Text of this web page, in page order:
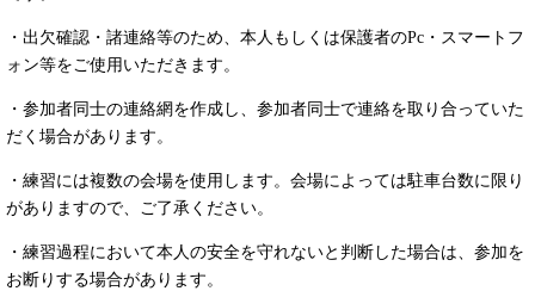
・出欠確認・諸連絡等のため、本人もしくは保護者のPc・スマートフ
ォン等をご使用いただきます。
・参加者同士の連絡網を作成し、参加者同士で連絡を取り合っていた
だく場合があります。
・練習には複数の会場を使用します。会場によっては駐車台数に限り
がありますので、ご了承ください。
・練習過程において本人の安全を守れないと判断した場合は、参加を
お断りする場合があります。